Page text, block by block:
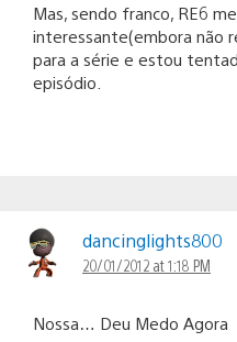
Mas, sendo franco, RE6
interessante(embora não
para a série e estou
episódio.
dancinglights800
20/01/2012 at 1:18 PM
Nossa… Deu Medo Agora